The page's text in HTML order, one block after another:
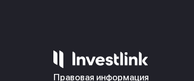
Правовая информация